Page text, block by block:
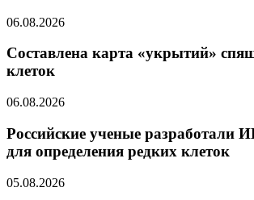
06.08.2026
Составлена карта «укрытий»
клеток
06.08.2026
Российские ученые разработали
для определения редких клеток
05.08.2026